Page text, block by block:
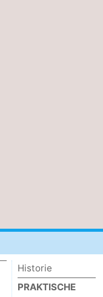
Historie
PRAKTISCHE